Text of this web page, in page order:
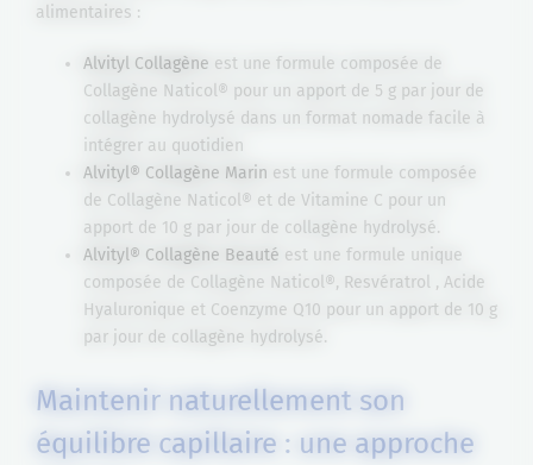
alimentaires :
Alvityl Collagène est une formule composée de
Collagène Naticol® pour un apport de 5 g par jour de
collagène hydrolysé dans un format nomade facile à
intégrer au quotidien
Alvityl® Collagène Marin est une formule composée
de Collagène Naticol® et de Vitamine C pour un
apport de 10 g par jour de collagène hydrolysé.
Alvityl® Collagène Beauté est une formule unique
composée de Collagène Naticol®, Resvératrol , Acide
Hyaluronique et Coenzyme Q10 pour un apport de 10 g
par jour de collagène hydrolysé.
Maintenir naturellement son
équilibre capillaire : une approche